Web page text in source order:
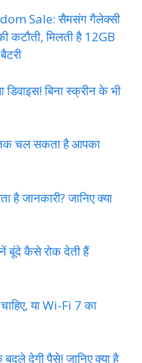
Sale: सैमसंग गैलेक्सी
कटौती, मिलती है 12GB
बिना स्क्रीन के भी
तक चल सकता है आपका
है जानकारी? जानिए क्या
बूंदे कैसे रोक देती हैं
या Wi-Fi 7 का
देगी पैसे! जानिए क्या है